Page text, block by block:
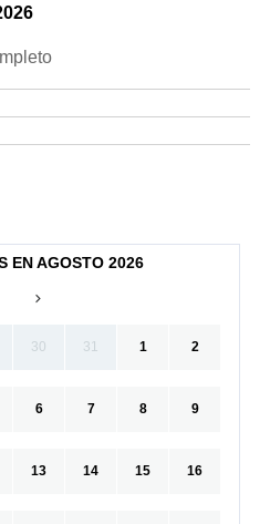
EN AGOSTO 2026
30 31 1 2
6 7 8 9
13 14 15 16